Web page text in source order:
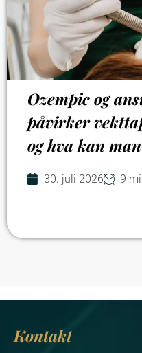
Ozempic og
påvirker
og hva kan
30. juli 2026 9
Kontakt